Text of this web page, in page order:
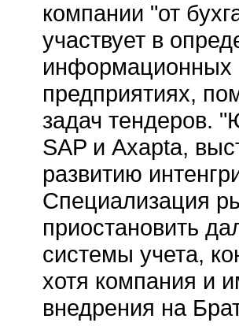
компании "от
участвует в
информационных
предприятиях,
задач тендеров.
SAP и Axapta,
развитию
Специализация
приостановить
системы учета,
хотя компания и
внедрения на